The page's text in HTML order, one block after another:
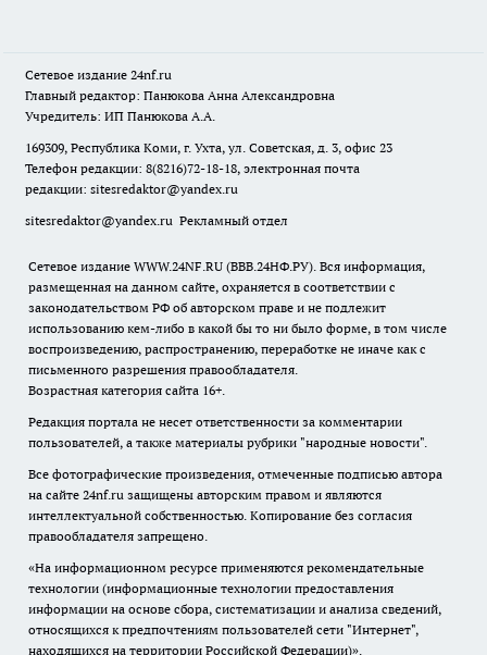
Сетевое издание 24nf.ru
Главный редактор: Панюкова Анна Александровна
Учредитель: ИП Панюкова А.А.
169309, Республика Коми, г. Ухта, ул. Советская, д. 3, офис 23
Телефон редакции: 8(8216)72-18-18, электронная почта
редакции: sitesredaktor@yandex.ru
sitesredaktor@yandex.ru Рекламный отдел
Сетевое издание WWW.24NF.RU (ВВВ.24НФ.РУ). Вся информация,
размещенная на данном сайте, охраняется в соответствии с
законодательством РФ об авторском праве и не подлежит
использованию кем-либо в какой бы то ни было форме, в том числе
воспроизведению, распространению, переработке не иначе как с
письменного разрешения правообладателя.
Возрастная категория сайта 16+.
Редакция портала не несет ответственности за комментарии
пользователей, а также материалы рубрики "народные новости".
Все фотографические произведения, отмеченные подписью автора
на сайте 24nf.ru защищены авторским правом и являются
интеллектуальной собственностью. Копирование без согласия
правообладателя запрещено.
«На информационном ресурсе применяются рекомендательные
технологии (информационные технологии предоставления
информации на основе сбора, систематизации и анализа сведений,
относящихся к предпочтениям пользователей сети "Интернет",
находящихся на территории Российской Федерации)».